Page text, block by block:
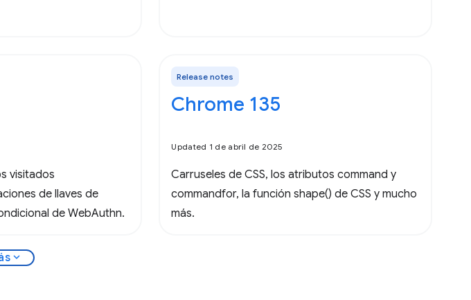
visitados
de llaves de
de WebAuthn.
Release notes
Chrome 135
Updated 1 de abril de 2025
Carruseles de CSS, los atributos command y
commandfor, la función shape() de CSS y mucho
más.
expand_more